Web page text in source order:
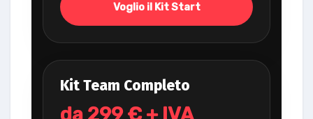
Voglio il Kit Start
Kit Team Completo